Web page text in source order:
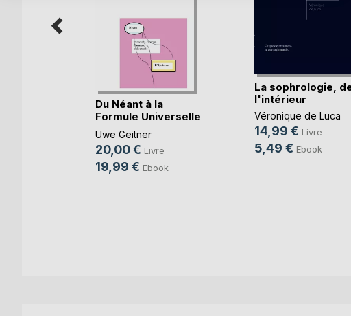
Du Néant à la
Formule Universelle
(...)
Uwe Geitner
20,00 € Livre
19,99 € Ebook
La sophrologie,
l'intérieur
Véronique de Luca
14,99 € Livre
5,49 € Ebook